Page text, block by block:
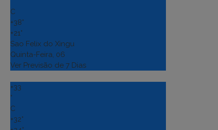
C
+38°
+21°
Sao Felix do Xingu
Quinta-Feira, 06
Ver Previsão de 7 Dias
+33
°
C
+32°